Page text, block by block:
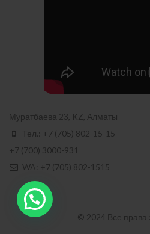
Муратбаева 23, KZ, Алматы
Тел.: +7 (705) 802-15-15
+7 (700) 3000-931
WA: +7 (705) 802-1515
© 2024 Все